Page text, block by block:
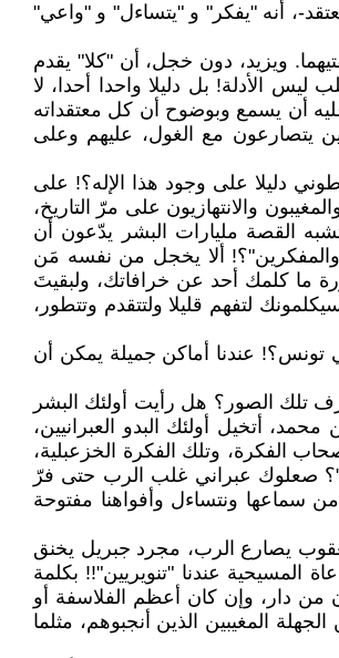
، أنه "يفكر" و "يتساءل" و "واعي"
ويزيد، دون خجل، أن "كلا" يقدم
الأدلة! بل دليلا واحدا أحدا، لا
أن يسمع وبوضوح أن كل معتقداته
يتصارعون مع الغول، عليهم وعلى
دليلا على وجود هذا الإله؟! على
والانتهازيون على مرّ التاريخ،
القصة مليارات البشر يدّعون أن
والمفكرين"؟! ألا يخجل من نفسه مَن
ما كلمك أحد عن خرافاتك، ولبقيتَ
لتفهم قليلا ولتتقدم وتتطور،
تونس؟! عندنا أماكن جميلة يمكن أن
تلك الصور؟ هل رأيت أولئك البشر
أتخيل أولئك البدو العبرانيين،
الفكرة، وتلك الفكرة الخزعبلية،
صعلوك عبراني غلب الرب حتى فرّ
سماعها ونتساءل وأفواهنا مفتوحة
يصارع الرب، مجرد جبريل يخنق
المسيحية عندنا "تنويريين"!! بكلمة
من دار، وإن كان أعظم الفلاسفة أو
المغيبين الذين أنجبوهم، مثلما